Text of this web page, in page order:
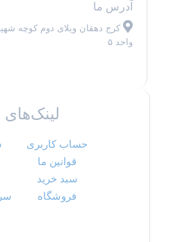
آدرس ما
کرج دهقان ویلای دوم کوچه
واحد ۵
لینک‌های
حساب کاربری
قوانین ما
سبد خرید
فروشگاه